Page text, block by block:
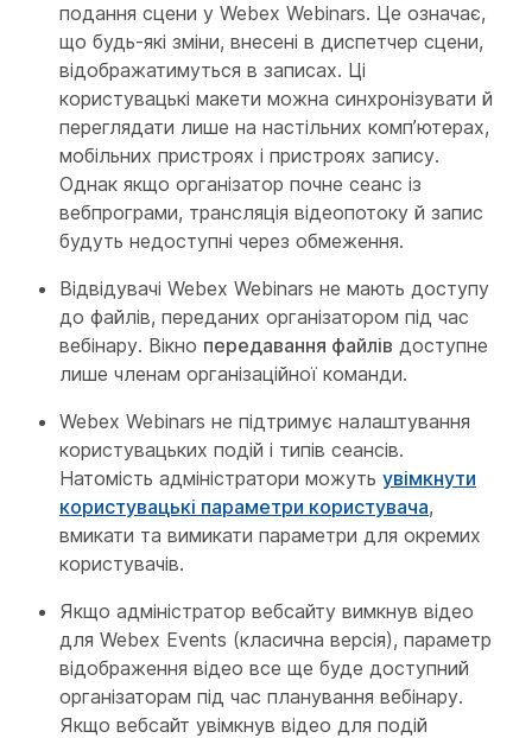
подання сцени у Webex Webinars. Це означає,
що будь-які зміни, внесені в диспетчер сцени,
відображатимуться в записах. Ці
користувацькі макети можна синхронізувати й
переглядати лише на настільних комп’ютерах,
мобільних пристроях і пристроях запису.
Однак якщо організатор почне сеанс із
вебпрограми, трансляція відеопотоку й запис
будуть недоступні через обмеження.
Відвідувачі Webex Webinars не мають доступу
до файлів, переданих організатором під час
вебінару. Вікно передавання файлів доступне
лише членам організаційної команди.
Webex Webinars не підтримує налаштування
користувацьких подій і типів сеансів.
Натомість адміністратори можуть увімкнути
користувацькі параметри користувача,
вмикати та вимикати параметри для окремих
користувачів.
Якщо адміністратор вебсайту вимкнув відео
для Webex Events (класична версія), параметр
відображення відео все ще буде доступний
організаторам під час планування вебінару.
Якщо вебсайт увімкнув відео для подій